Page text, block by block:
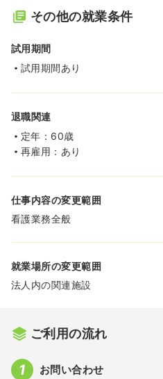
その他の就業条件
試用期間
試用期間あり
退職関連
定年：60歳
再雇用：あり
仕事内容の変更範囲
看護業務全般
就業場所の変更範囲
法人内の関連施設
ご利用の流れ
お問い合わせ